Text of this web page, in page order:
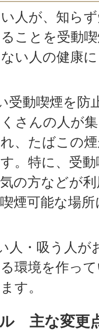
人が、知ら
ことを受動
い人の健康
受動喫煙を防
さんの人が
、たばこの
。特に、受
の方などが
煙可能な場
人・吸う人が
環境を作っ
す。
主な変更